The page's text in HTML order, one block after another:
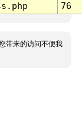
76
带来的访问不便我